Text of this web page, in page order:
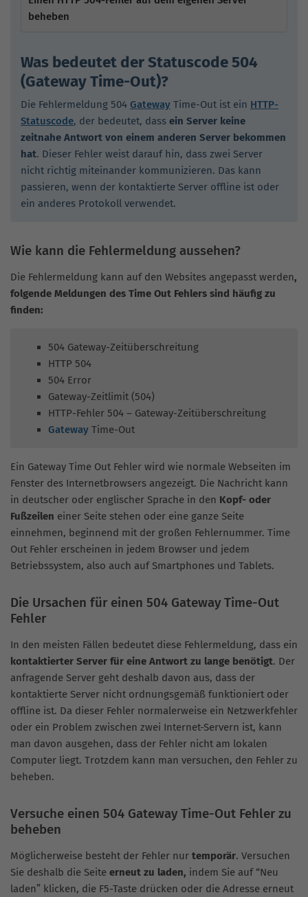
beheben
Was bedeutet der Statuscode 504
(Gateway Time-Out)?
Die Fehlermeldung 504 Gateway Time-Out ist ein HTTP-
Statuscode, der bedeutet, dass ein Server keine
zeitnahe Antwort von einem anderen Server bekommen
hat. Dieser Fehler weist darauf hin, dass zwei Server
nicht richtig miteinander kommunizieren. Das kann
passieren, wenn der kontaktierte Server offline ist oder
ein anderes Protokoll verwendet.
Wie kann die Fehlermeldung aussehen?
Die Fehlermeldung kann auf den Websites angepasst werden,
folgende Meldungen des Time Out Fehlers sind häufig zu
finden:
504 Gateway-Zeitüberschreitung
HTTP 504
504 Error
Gateway-Zeitlimit (504)
HTTP-Fehler 504 – Gateway-Zeitüberschreitung
Gateway Time-Out
Ein Gateway Time Out Fehler wird wie normale Webseiten im
Fenster des Internetbrowsers angezeigt. Die Nachricht kann
in deutscher oder englischer Sprache in den Kopf- oder
Fußzeilen einer Seite stehen oder eine ganze Seite
einnehmen, beginnend mit der großen Fehlernummer. Time
Out Fehler erscheinen in jedem Browser und jedem
Betriebssystem, also auch auf Smartphones und Tablets.
Die Ursachen für einen 504 Gateway Time-Out
Fehler
In den meisten Fällen bedeutet diese Fehlermeldung, dass ein
kontaktierter Server für eine Antwort zu lange benötigt. Der
anfragende Server geht deshalb davon aus, dass der
kontaktierte Server nicht ordnungsgemäß funktioniert oder
offline ist. Da dieser Fehler normalerweise ein Netzwerkfehler
oder ein Problem zwischen zwei Internet-Servern ist, kann
man davon ausgehen, dass der Fehler nicht am lokalen
Computer liegt. Trotzdem kann man versuchen, den Fehler zu
beheben.
Versuche einen 504 Gateway Time-Out Fehler zu
beheben
Möglicherweise besteht der Fehler nur temporär. Versuchen
Sie deshalb die Seite erneut zu laden, indem Sie auf “Neu
laden” klicken, die F5-Taste drücken oder die Adresse erneut